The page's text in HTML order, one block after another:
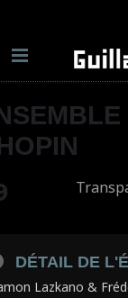
DÉTAIL DE
Lazkano &